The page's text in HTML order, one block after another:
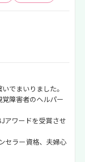
でまいりました。
障害者のヘルパー
アワードを受賞させ
セラー資格、夫婦心